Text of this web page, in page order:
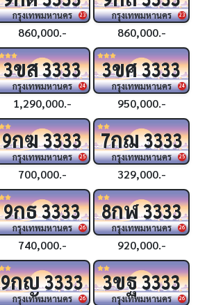
23
กรุงเทพมหานคร
860,000.-
23
กรุงเทพมหานคร
860,000.-
24
3ขส3333
กรุงเทพมหานคร
1,290,000.-
24
3ขศ3333
กรุงเทพมหานคร
950,000.-
25
9กฆ3333
กรุงเทพมหานคร
700,000.-
25
7กฌ3333
กรุงเทพมหานคร
329,000.-
26
9กธ3333
กรุงเทพมหานคร
740,000.-
26
8กฬ3333
กรุงเทพมหานคร
920,000.-
26
9กญ3333
กรุงเทพมหานคร 26
3ขฐ3333
กรุงเทพมหานคร